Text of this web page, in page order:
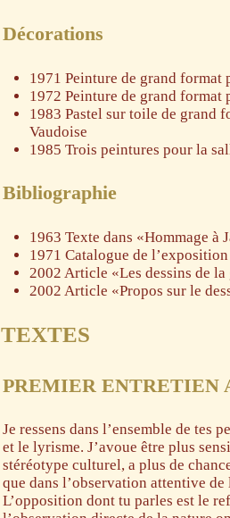
Décorations
1971 Peinture de grand format
1972 Peinture de grand format
1983 Pastel sur toile de grand
Vaudoise
1985 Trois peintures pour la
Bibliographie
1963 Texte dans «Hommage à
1971 Catalogue de
2002 Article «Les dessins de
2002 Article «Propos sur le
TEXTES
PREMIER ENTRETIEN
Je ressens dans l’ensemble de tes
et le lyrisme. J’avoue être plus
stéréotype culturel, a plus de
que dans l’observation attentive de
L’opposition dont tu parles est le